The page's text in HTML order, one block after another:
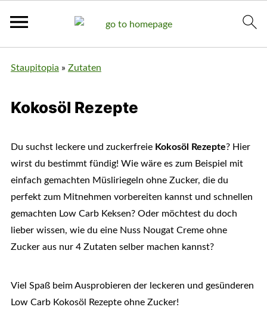
Staupitopia » Zutaten
Kokosöl Rezepte
Du suchst leckere und zuckerfreie Kokosöl Rezepte? Hier
wirst du bestimmt fündig! Wie wäre es zum Beispiel mit
einfach gemachten Müsliriegeln ohne Zucker, die du
perfekt zum Mitnehmen vorbereiten kannst und schnellen
gemachten Low Carb Keksen? Oder möchtest du doch
lieber wissen, wie du eine Nuss Nougat Creme ohne
Zucker aus nur 4 Zutaten selber machen kannst?
Viel Spaß beim Ausprobieren der leckeren und gesünderen
Low Carb Kokosöl Rezepte ohne Zucker!